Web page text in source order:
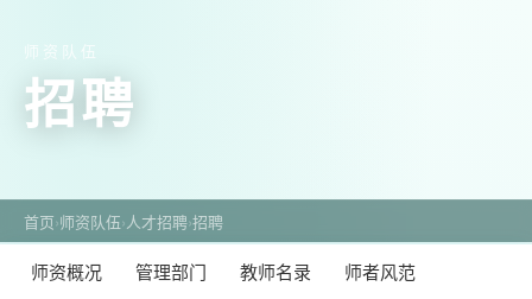
师资队伍
招聘
首页›师资队伍›人才招聘›招聘
师资概况 管理部门 教师名录 师者风范